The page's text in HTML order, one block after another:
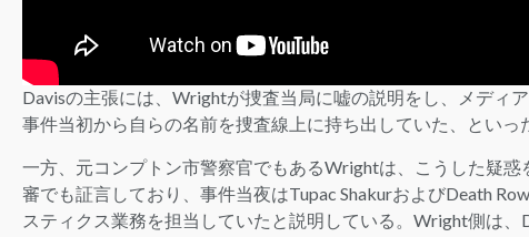
Davisの主張には、Wrightが捜査当局に嘘の説明をし、メディ
事件当初から自らの名前を捜査線上に持ち出していた、といっ
一方、元コンプトン市警察官でもあるWrightは、こうした疑
審でも証言しており、事件当夜はTupac ShakurおよびDeath
スティクス業務を担当していたと説明している。Wright側は